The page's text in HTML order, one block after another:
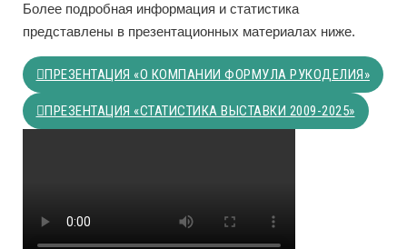
Более подробная информация и статистика
представлены в презентационных материалах ниже.
ПРЕЗЕНТАЦИЯ «О КОМПАНИИ ФОРМУЛА РУКОДЕЛИЯ»
ПРЕЗЕНТАЦИЯ «СТАТИСТИКА ВЫСТАВКИ 2009-2025»